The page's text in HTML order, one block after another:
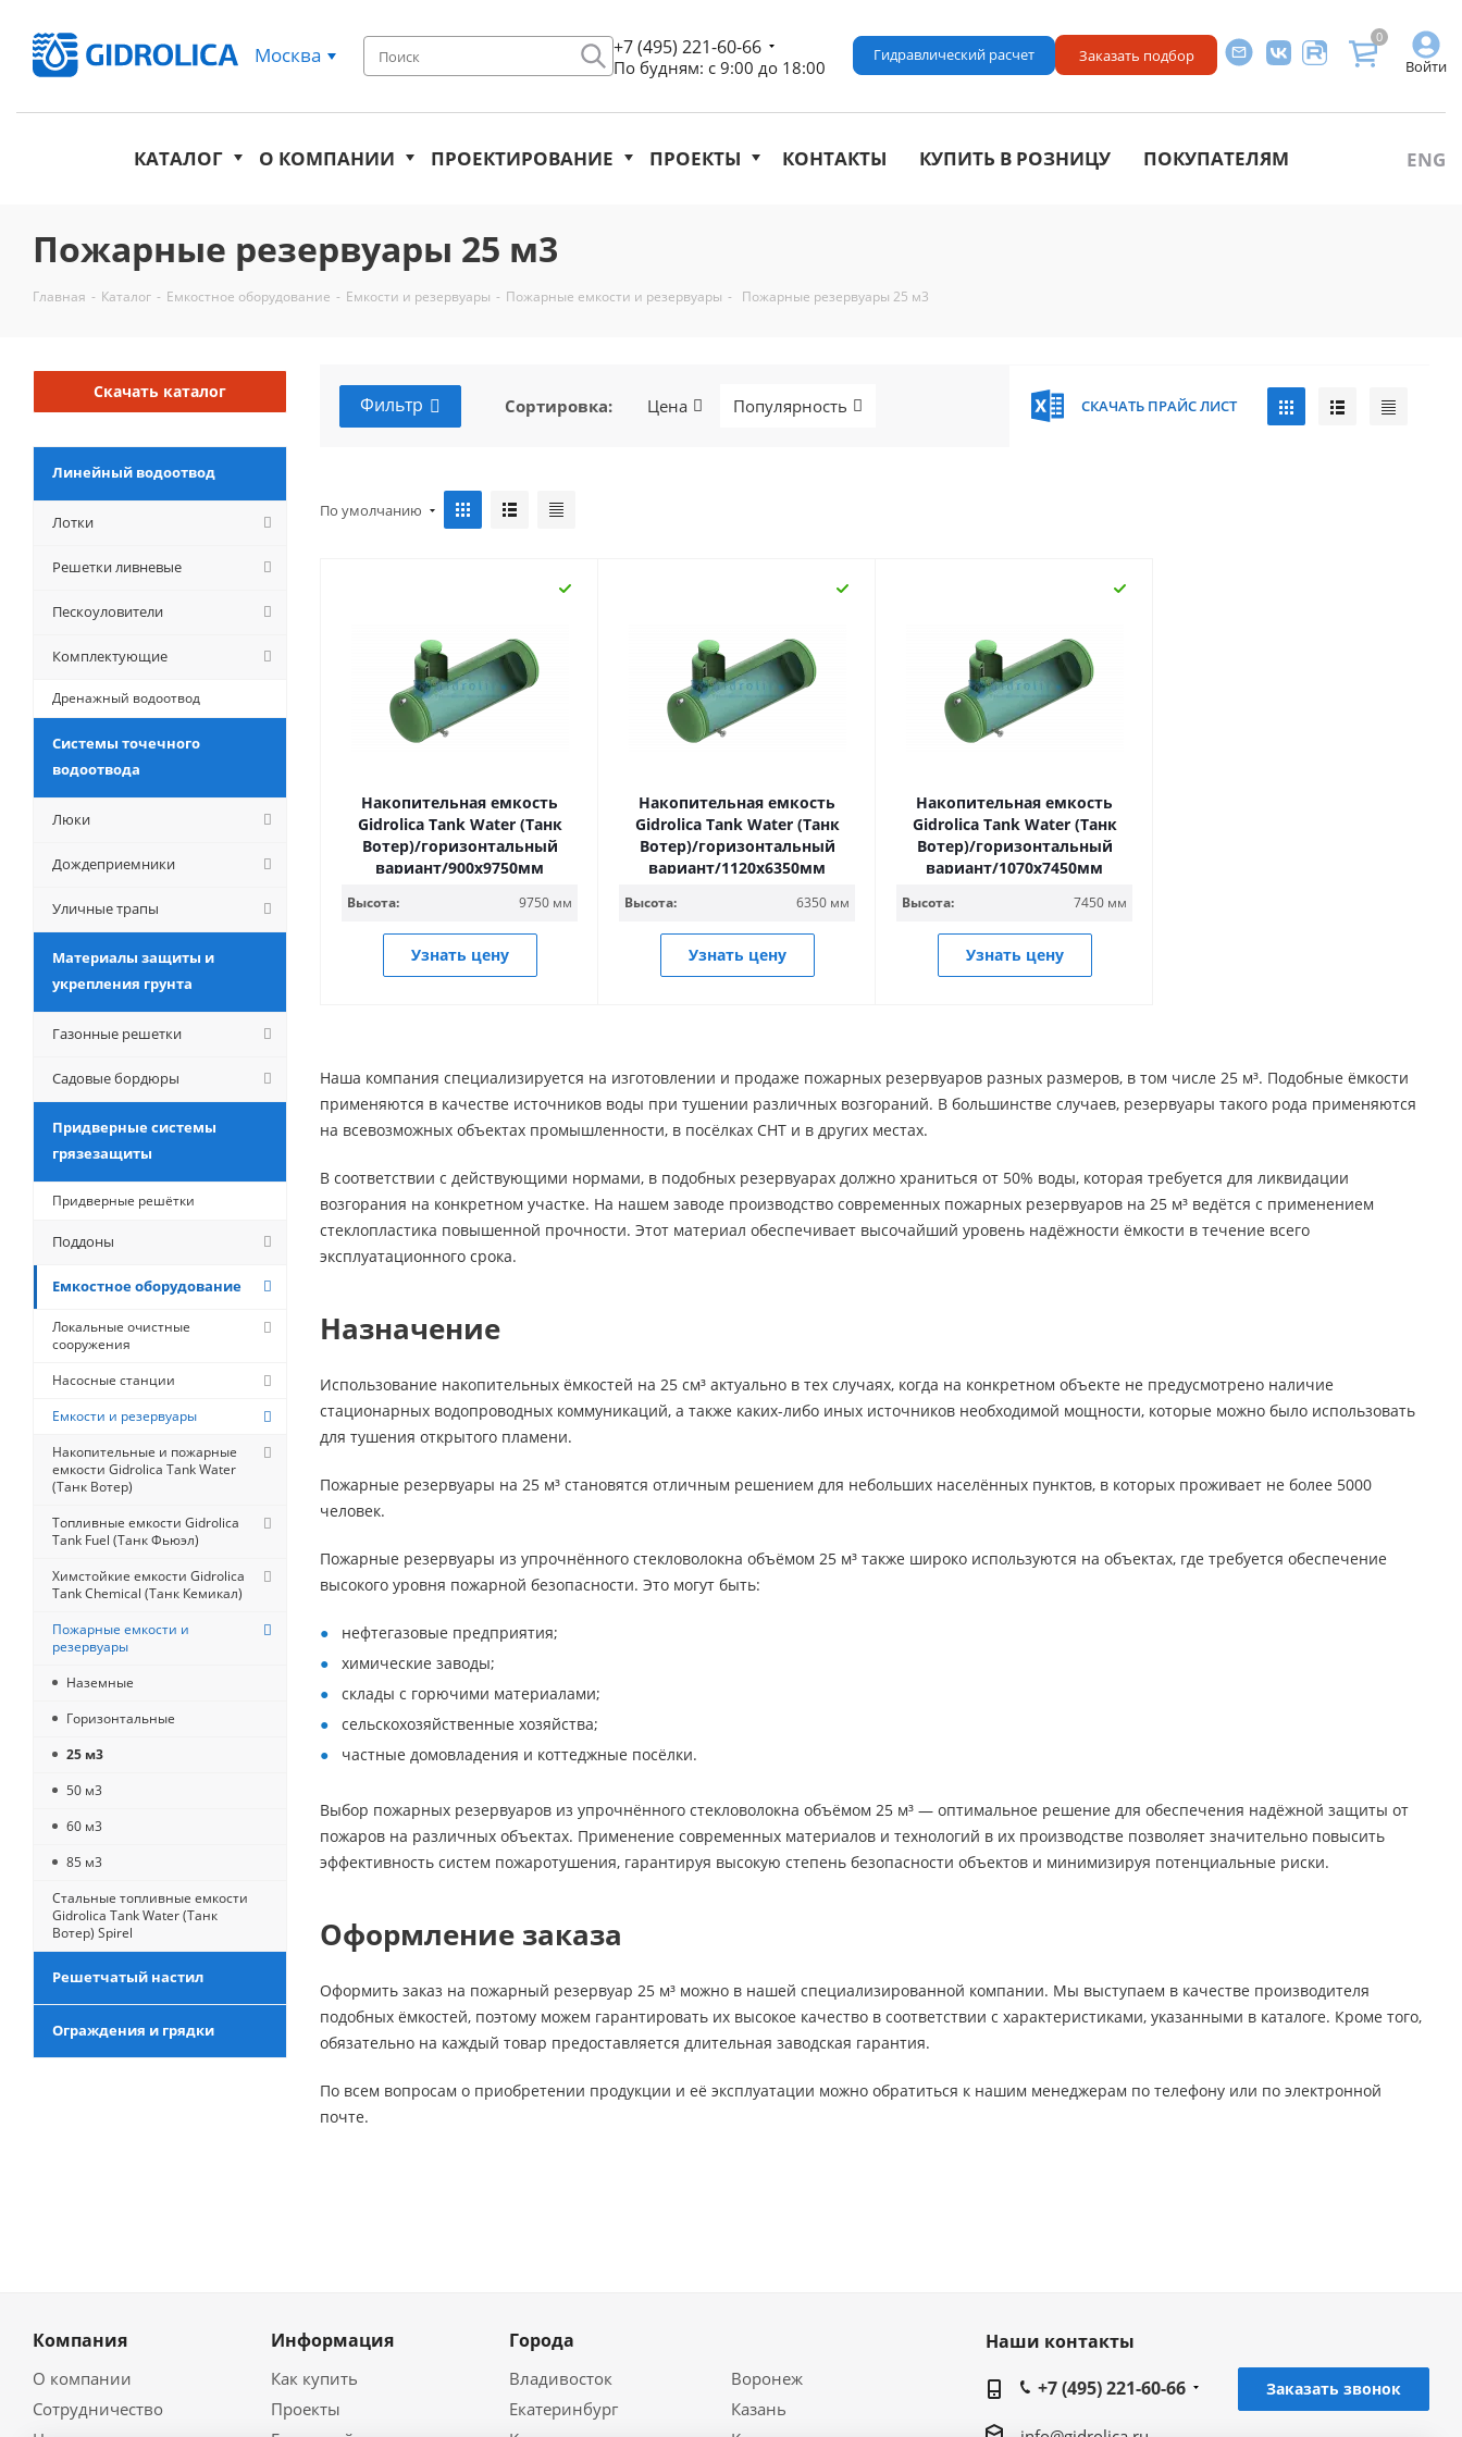
Москва +7 (495) 221-60-66
По будням: с 9:00 до 18:00 Войти
0
Гидравлический расчет Заказать подбор
КАТАЛОГ О КОМПАНИИ ПРОЕКТИРОВАНИЕ ПРОЕКТЫ КОНТАКТЫ КУПИТЬ В РОЗНИЦУ ПОКУПАТЕЛЯМ ENG
Пожарные резервуары 25 м3
Главная - Каталог - Емкостное оборудование - Емкости и резервуары - Пожарные емкости и резервуары - Пожарные резервуары 25 м3
Фильтр Сортировка: Цена Популярность СКАЧАТЬ ПРАЙС ЛИСТ
По умолчанию
Накопительная емкость
Gidrolica Tank Water (Танк
Вотер)/горизонтальный
вариант/900х9750мм
Высота: 9750 мм
Узнать цену
Накопительная емкость
Gidrolica Tank Water (Танк
Вотер)/горизонтальный
вариант/1120х6350мм
Высота: 6350 мм
Узнать цену
Накопительная емкость
Gidrolica Tank Water (Танк
Вотер)/горизонтальный
вариант/1070х7450мм
Высота: 7450 мм
Узнать цену
Наша компания специализируется на изготовлении и продаже пожарных резервуаров разных размеров, в том числе 25 м³. Подобные ёмкости
применяются в качестве источников воды при тушении различных возгораний. В большинстве случаев, резервуары такого рода применяются
на всевозможных объектах промышленности, в посёлках СНТ и в других местах.
В соответствии с действующими нормами, в подобных резервуарах должно храниться от 50% воды, которая требуется для ликвидации
возгорания на конкретном участке. На нашем заводе производство современных пожарных резервуаров на 25 м³ ведётся с применением
стеклопластика повышенной прочности. Этот материал обеспечивает высочайший уровень надёжности ёмкости в течение всего
эксплуатационного срока.
Назначение
Использование накопительных ёмкостей на 25 см³ актуально в тех случаях, когда на конкретном объекте не предусмотрено наличие
стационарных водопроводных коммуникаций, а также каких-либо иных источников необходимой мощности, которые можно было использовать
для тушения открытого пламени.
Пожарные резервуары на 25 м³ становятся отличным решением для небольших населённых пунктов, в которых проживает не более 5000
человек.
Пожарные резервуары из упрочнённого стекловолокна объёмом 25 м³ также широко используются на объектах, где требуется обеспечение
высокого уровня пожарной безопасности. Это могут быть:
нефтегазовые предприятия;
химические заводы;
склады с горючими материалами;
сельскохозяйственные хозяйства;
частные домовладения и коттеджные посёлки.
Выбор пожарных резервуаров из упрочнённого стекловолокна объёмом 25 м³ — оптимальное решение для обеспечения надёжной защиты от
пожаров на различных объектах. Применение современных материалов и технологий в их производстве позволяет значительно повысить
эффективность систем пожаротушения, гарантируя высокую степень безопасности объектов и минимизируя потенциальные риски.
Оформление заказа
Оформить заказ на пожарный резервуар 25 м³ можно в нашей специализированной компании. Мы выступаем в качестве производителя
подобных ёмкостей, поэтому можем гарантировать их высокое качество в соответствии с характеристиками, указанными в каталоге. Кроме того,
обязательно на каждый товар предоставляется длительная заводская гарантия.
По всем вопросам о приобретении продукции и её эксплуатации можно обратиться к нашим менеджерам по телефону или по электронной
почте.
Скачать каталог
Линейный водоотвод
Лотки
Решетки ливневые
Пескоуловители
Комплектующие
Дренажный водоотвод
Системы точечного
водоотвода
Люки
Дождеприемники
Уличные трапы
Материалы защиты и
укрепления грунта
Газонные решетки
Садовые бордюры
Придверные системы
грязезащиты
Придверные решётки
Поддоны
Емкостное оборудование
Локальные очистные
сооружения
Насосные станции
Емкости и резервуары
Накопительные и пожарные
емкости Gidrolica Tank Water
(Танк Вотер)
Топливные емкости Gidrolica
Tank Fuel (Танк Фьюэл)
Химстойкие емкости Gidrolica
Tank Chemical (Танк Кемикал)
Пожарные емкости и
резервуары
Наземные
Горизонтальные
25 м3
50 м3
60 м3
85 м3
Стальные топливные емкости
Gidrolica Tank Water (Танк
Вотер) Spirel
Решетчатый настил
Ограждения и грядки
Компания
О компании
Сотрудничество
Информация
Как купить
Проекты
Города
Владивосток
Воронеж
Екатеринбург
Казань
Наши контакты
+7 (495) 221-60-66
Заказать звонок